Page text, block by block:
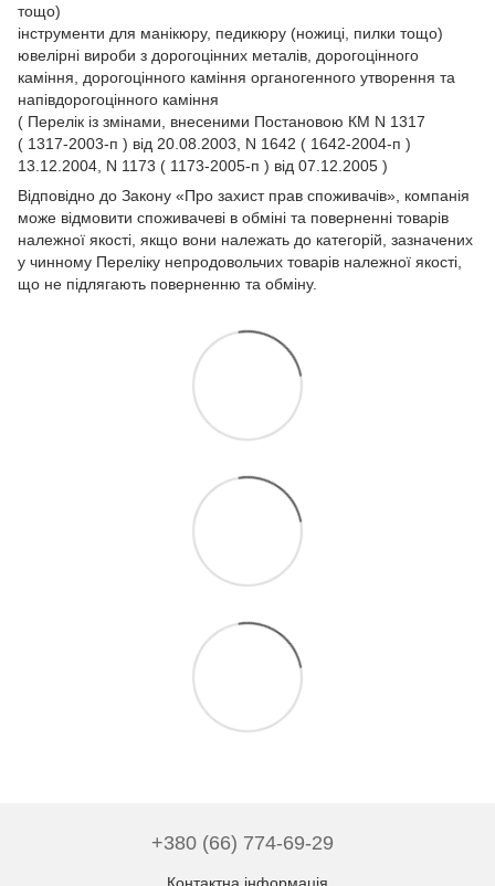
тощо)
інструменти для манікюру, педикюру (ножиці, пилки тощо)
ювелірні вироби з дорогоцінних металів, дорогоцінного
каміння, дорогоцінного каміння органогенного утворення та
напівдорогоцінного каміння
( Перелік із змінами, внесеними Постановою КМ N 1317
( 1317-2003-п ) від 20.08.2003, N 1642 ( 1642-2004-п )
13.12.2004, N 1173 ( 1173-2005-п ) від 07.12.2005 )
Відповідно до Закону «Про захист прав споживачів» , компанія
може відмовити споживачеві в обміні та поверненні товарів
належної якості, якщо вони належать до категорій, зазначених
у чинному Переліку непродовольчих товарів належної якості,
що не підлягають поверненню та обміну.
+380 (66) 774-69-29
Контактна інформація